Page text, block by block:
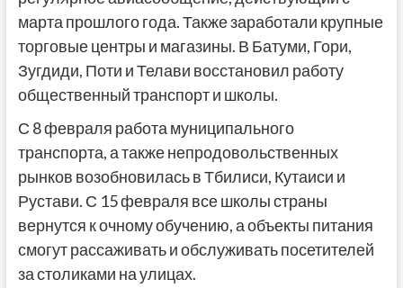
марта прошлого года. Также заработали крупные
торговые центры и магазины. В Батуми, Гори,
Зугдиди, Поти и Телави восстановил работу
общественный транспорт и школы.
С 8 февраля работа муниципального
транспорта, а также непродовольственных
рынков возобновилась в Тбилиси, Кутаиси и
Рустави. С 15 февраля все школы страны
вернутся к очному обучению, а объекты питания
смогут рассаживать и обслуживать посетителей
за столиками на улицах.